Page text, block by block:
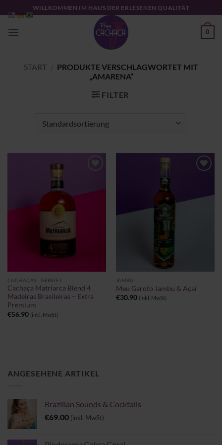
Inhalt
springen
WILLKOMMEN IM HAUS DER ERLESENEN QUALITÄT
0
START
PRODUKTE VERSCHLAGWORTET MIT
„AMARENA“
FILTER
CACHAÇAS - GEREIFT
Cachaça Matriarca Blend 4
Madeiras Brasileiras – Extra
Premium
€56.90 (inkl. MwSt)
JAMBU
Meu Garoto Jambu & Açaí
€30.90 (inkl. MwSt)
ANGESEHENE ARTIKEL
Brazilian Sounds & Cocktails
€69.00 (inkl. MwSt)